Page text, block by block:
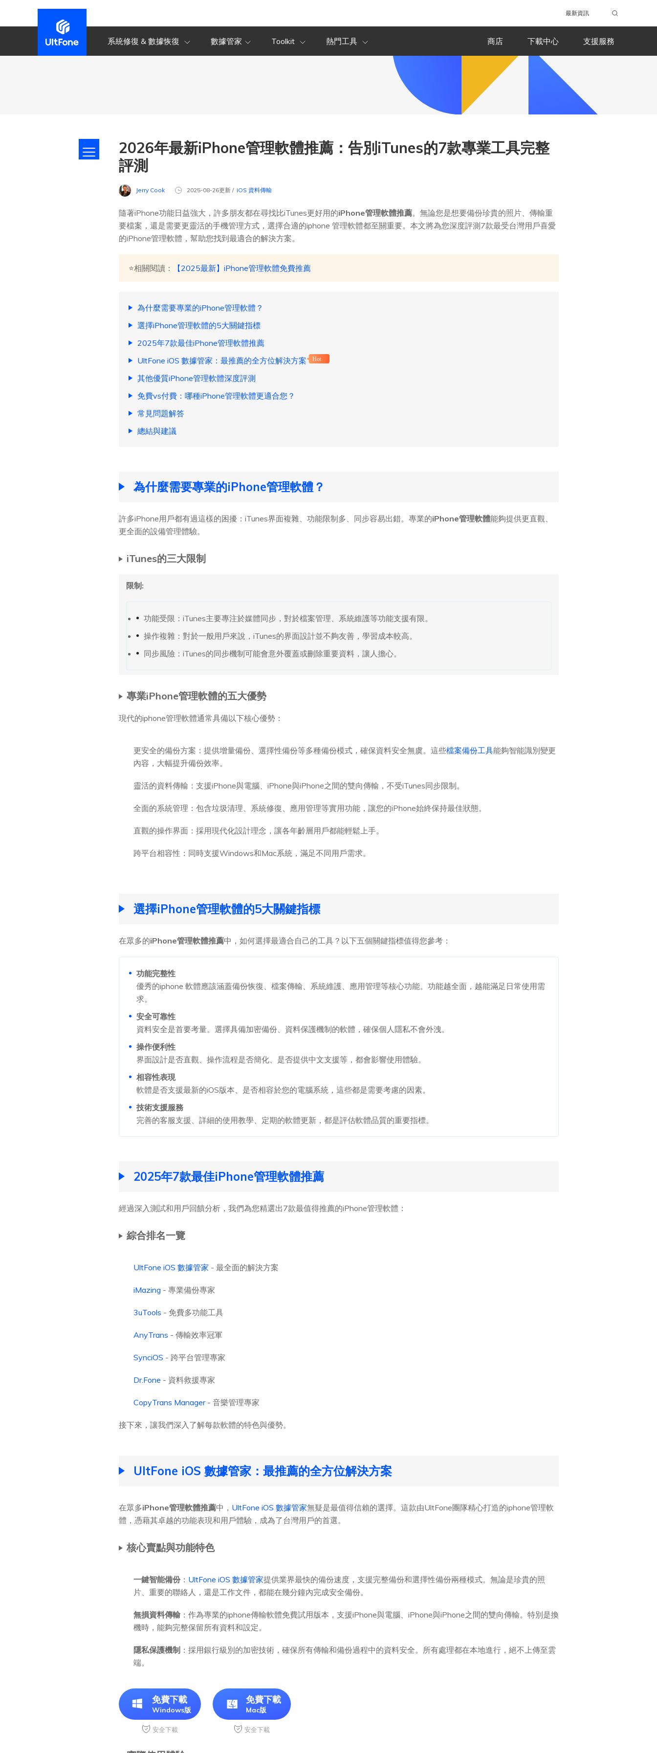
最新資訊
系統修復 & 數據恢復 數據管家 Toolkit 熱門工具 商店 下載中心 支援服務
2026年最新iPhone管理軟體推薦：告別iTunes的7款專業工具完整
評測
Jerry Cook 2025-08-26更新 / iOS 資料傳輸
隨著iPhone功能日益強大，許多朋友都在尋找比iTunes更好用的iPhone管理軟體推薦。無論您是想要備份珍貴的照片、傳輸重
要檔案，還是需要更靈活的手機管理方式，選擇合適的iphone 管理軟體都至關重要。本文將為您深度評測7款最受台灣用戶喜愛
的iPhone管理軟體，幫助您找到最適合的解決方案。
⭐相關閱讀： 【2025最新】iPhone管理軟體免費推薦
為什麼需要專業的iPhone管理軟體？
選擇iPhone管理軟體的5大關鍵指標
2025年7款最佳iPhone管理軟體推薦
UltFone iOS 數據管家：最推薦的全方位解決方案
Hot
其他優質iPhone管理軟體深度評測
免費vs付費：哪種iPhone管理軟體更適合您？
常見問題解答
總結與建議
為什麼需要專業的iPhone管理軟體？
許多iPhone用戶都有過這樣的困擾：iTunes界面複雜、功能限制多、同步容易出錯。專業的iPhone管理軟體能夠提供更直觀、
更全面的設備管理體驗。
iTunes的三大限制
限制:
功能受限：iTunes主要專注於媒體同步，對於檔案管理、系統維護等功能支援有限。
操作複雜：對於一般用戶來說，iTunes的界面設計並不夠友善，學習成本較高。
同步風險：iTunes的同步機制可能會意外覆蓋或刪除重要資料，讓人擔心。
專業iPhone管理軟體的五大優勢
現代的iphone管理軟體通常具備以下核心優勢：
更安全的備份方案：提供增量備份、選擇性備份等多種備份模式，確保資料安全無虞。這些檔案備份工具能夠智能識別變更
內容，大幅提升備份效率。
靈活的資料傳輸：支援iPhone與電腦、iPhone與iPhone之間的雙向傳輸，不受iTunes同步限制。
全面的系統管理：包含垃圾清理、系統修復、應用管理等實用功能，讓您的iPhone始終保持最佳狀態。
直觀的操作界面：採用現代化設計理念，讓各年齡層用戶都能輕鬆上手。
跨平台相容性：同時支援Windows和Mac系統，滿足不同用戶需求。
選擇iPhone管理軟體的5大關鍵指標
在眾多的iPhone管理軟體推薦中，如何選擇最適合自己的工具？以下五個關鍵指標值得您參考：
功能完整性
優秀的iphone 軟體應該涵蓋備份恢復、檔案傳輸、系統維護、應用管理等核心功能。功能越全面，越能滿足日常使用需
求。
安全可靠性
資料安全是首要考量。選擇具備加密備份、資料保護機制的軟體，確保個人隱私不會外洩。
操作便利性
界面設計是否直觀、操作流程是否簡化、是否提供中文支援等，都會影響使用體驗。
相容性表現
軟體是否支援最新的iOS版本、是否相容於您的電腦系統，這些都是需要考慮的因素。
技術支援服務
完善的客服支援、詳細的使用教學、定期的軟體更新，都是評估軟體品質的重要指標。
2025年7款最佳iPhone管理軟體推薦
經過深入測試和用戶回饋分析，我們為您精選出7款最值得推薦的iPhone管理軟體：
綜合排名一覽
UltFone iOS 數據管家 - 最全面的解決方案
iMazing - 專業備份專家
3uTools - 免費多功能工具
AnyTrans - 傳輸效率冠軍
SynciOS - 跨平台管理專家
Dr.Fone - 資料救援專家
CopyTrans Manager- 音樂管理專家
接下來，讓我們深入了解每款軟體的特色與優勢。
UltFone iOS 數據管家：最推薦的全方位解決方案
在眾多iPhone管理軟體推薦中， UltFone iOS 數據管家無疑是最值得信賴的選擇。這款由UltFone團隊精心打造的iphone管理軟
體，憑藉其卓越的功能表現和用戶體驗，成為了台灣用戶的首選。
核心賣點與功能特色
一鍵智能備份： UltFone iOS 數據管家提供業界最快的備份速度，支援完整備份和選擇性備份兩種模式。無論是珍貴的照
片、重要的聯絡人，還是工作文件，都能在幾分鐘內完成安全備份。
無損資料傳輸 ：作為專業的iphone傳輸軟體免費試用版本，支援iPhone與電腦、iPhone與iPhone之間的雙向傳輸。特別是換
機時，能夠完整保留所有資料和設定。
隱私保護機制 ：採用銀行級別的加密技術，確保所有傳輸和備份過程中的資料安全。所有處理都在本地進行，絕不上傳至雲
端。
免費下載
Windows版
安全下載
免費下載
Mac版
安全下載